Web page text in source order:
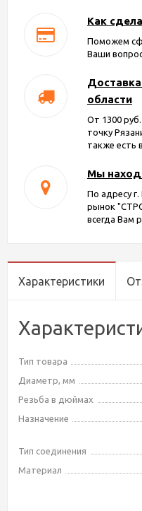
Как
Поможем
Ваши
Доставка
области
От 1300
точку
также есть
Мы
По адресу
рынок
всегда Вам
Характеристики
Тип товара
Диаметр, мм
Резьба в дюймах
Назначение
Тип соединения
Материал